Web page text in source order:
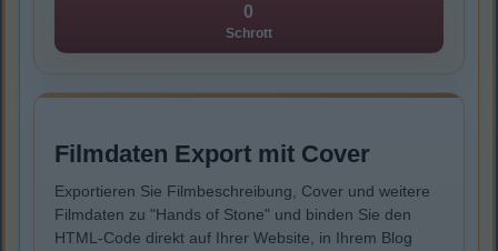
0
Schrott
Filmdaten Export mit Cover
Exportieren Sie Filmbeschreibung, Cover und weitere
Filmdaten zu "Hands of Stone" und binden Sie den
HTML-Code direkt auf Ihrer Website, in Ihrem Blog